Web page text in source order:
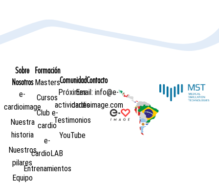
Sobre
Nosotros
e-
cardioimage
Nuestra
historia
Nuestros
pilares
Equipo
Formación
Masters
Cursos
Club e-
cardio
e-
cardioLAB
Entrenamientos
Comunidad
Próximas
actividades
Testimonios
YouTube
Contacto
Email: info@e-
cardioimage.com